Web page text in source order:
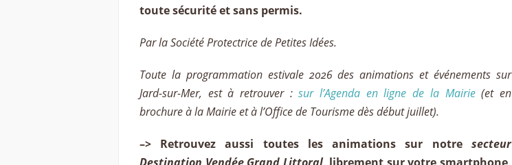
toute sécurité et sans permis.
Par la Société Protectrice de Petites Idées.
Toute la programmation estivale 2026 des animations et événements sur
Jard-sur-Mer, est à retrouver :sur l’Agenda en ligne de la Mairie(et en
brochure à la Mairie et à l’Office de Tourisme dès début juillet).
–> Retrouvez aussi toutes les animations sur notre secteur